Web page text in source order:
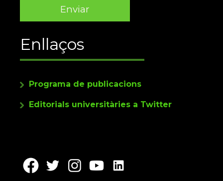
Enllaços
Programa de publicacions
Editorials universitàries a Twitter